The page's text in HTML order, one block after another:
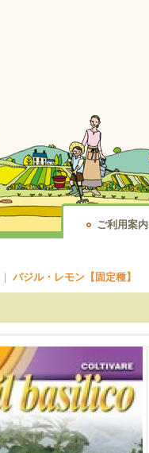
ご利用案内
バジル・レモン【固定種】